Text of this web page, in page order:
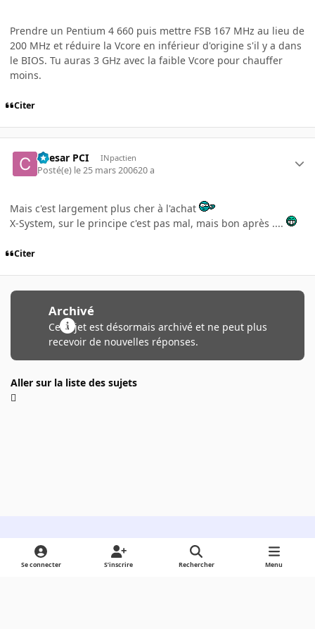
Prendre un Pentium 4 660 puis mettre FSB 167 MHz au lieu de
200 MHz et réduire la Vcore en inférieur d'origine s'il y a dans
le BIOS. Tu auras 3 GHz avec la faible Vcore pour chauffer
moins.
Citer
Caesar PCI INpactien
Posté(e) le 25 mars 200620 a
Mais c'est largement plus cher à l'achat
X-System, sur le principe c'est pas mal, mais bon après ....
Citer
Archivé
Ce sujet est désormais archivé et ne peut plus
recevoir de nouvelles réponses.
Aller sur la liste des sujets
Light ModeDark ModeSystem Preference
Se connecter S’inscrire Rechercher Menu